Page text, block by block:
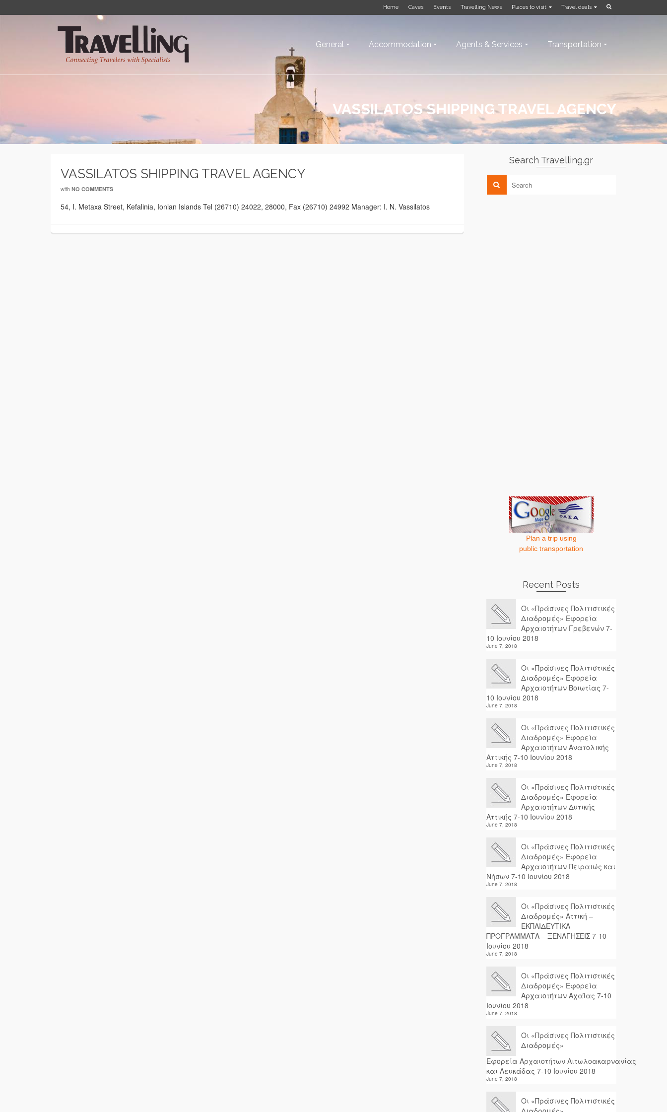
Home Caves Events Travelling News Places to visit Travel deals
General Accommodation Agents & Services Transportation
VASSILATOS SHIPPING TRAVEL AGENCY
VASSILATOS SHIPPING TRAVEL AGENCY
with NO COMMENTS
54, I. Metaxa Street, Kefalinia, Ionian Islands Tel (26710) 24022, 28000, Fax (26710) 24992 Manager: I. N. Vassilatos
Search Travelling.gr
Plan a trip using
public transportation
Recent Posts
Οι «Πράσινες Πολιτιστικές
Διαδρομές» Εφορεία
Αρχαιοτήτων Γρεβενών 7-
10 Ιουνίου 2018
June 7, 2018
Οι «Πράσινες Πολιτιστικές
Διαδρομές» Εφορεία
Αρχαιοτήτων Βοιωτίας 7-
10 Ιουνίου 2018
June 7, 2018
Οι «Πράσινες Πολιτιστικές
Διαδρομές» Εφορεία
Αρχαιοτήτων Ανατολικής
Αττικής 7-10 Ιουνίου 2018
June 7, 2018
Οι «Πράσινες Πολιτιστικές
Διαδρομές» Εφορεία
Αρχαιοτήτων Δυτικής
Αττικής 7-10 Ιουνίου 2018
June 7, 2018
Οι «Πράσινες Πολιτιστικές
Διαδρομές» Εφορεία
Αρχαιοτήτων Πειραιώς και
Νήσων 7-10 Ιουνίου 2018
June 7, 2018
Οι «Πράσινες Πολιτιστικές
Διαδρομές» Αττική –
ΕΚΠΑΙΔΕΥΤΙΚΑ
ΠΡΟΓΡΑΜΜΑΤΑ – ΞΕΝΑΓΗΣΕΙΣ 7-10
Ιουνίου 2018
June 7, 2018
Οι «Πράσινες Πολιτιστικές
Διαδρομές» Εφορεία
Αρχαιοτήτων Αχαΐας 7-10
Ιουνίου 2018
June 7, 2018
Οι «Πράσινες Πολιτιστικές
Διαδρομές»
Εφορεία Αρχαιοτήτων Αιτωλοακαρνανίας
και Λευκάδας 7-10 Ιουνίου 2018
June 7, 2018
Οι «Πράσινες Πολιτιστικές